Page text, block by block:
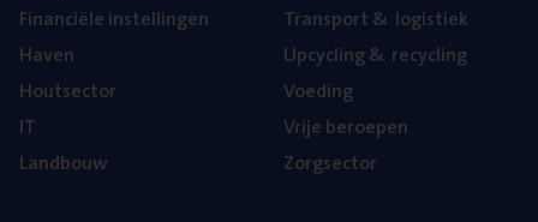
Finan­ci­ë­le instellingen
Haven
Hout­sec­tor
IT
Land­bouw
Trans­port& logistiek
Upcy­cling& recycling
Voe­ding
Vrije beroe­pen
Zorg­sec­tor